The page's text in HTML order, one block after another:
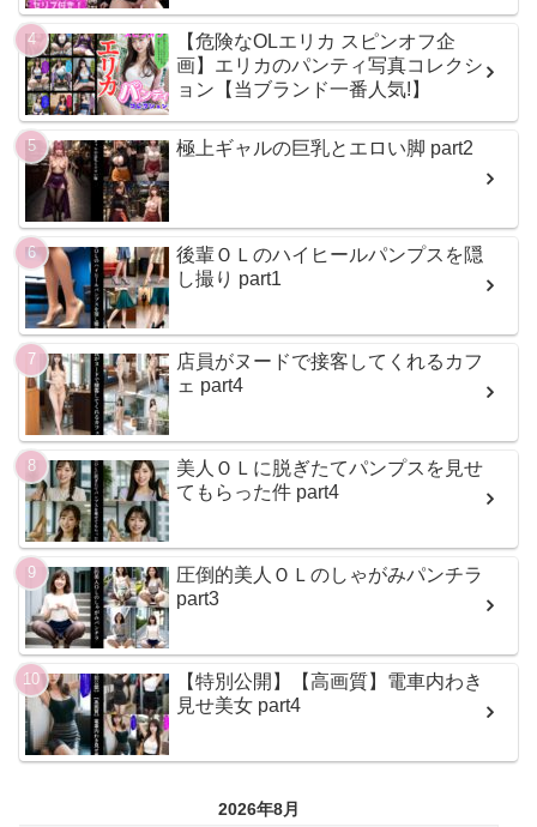
【危険なOLエリカ スピンオフ企
画】エリカのパンティ写真コレクシ
ョン【当ブランド一番人気!】
極上ギャルの巨乳とエロい脚 part2
後輩ＯＬのハイヒールパンプスを隠
し撮り part1
店員がヌードで接客してくれるカフ
ェ part4
美人ＯＬに脱ぎたてパンプスを見せ
てもらった件 part4
圧倒的美人ＯＬのしゃがみパンチラ
part3
【特別公開】【高画質】電車内わき
見せ美女 part4
2026年8月